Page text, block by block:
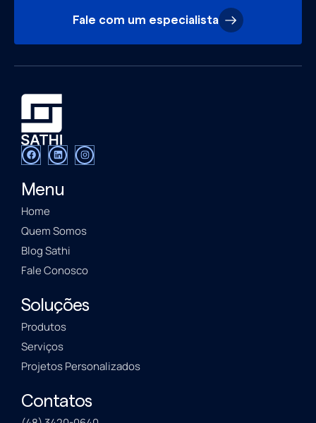
Fale com um especialista
Menu
Home
Quem Somos
Blog Sathi
Fale Conosco
Soluções
Produtos
Serviços
Projetos Personalizados
Contatos